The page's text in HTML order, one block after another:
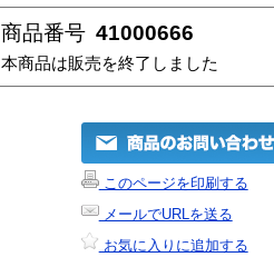
商品番号 41000666
本商品は販売を終了しました
このページを印刷する
メールでURLを送る
お気に入りに追加する